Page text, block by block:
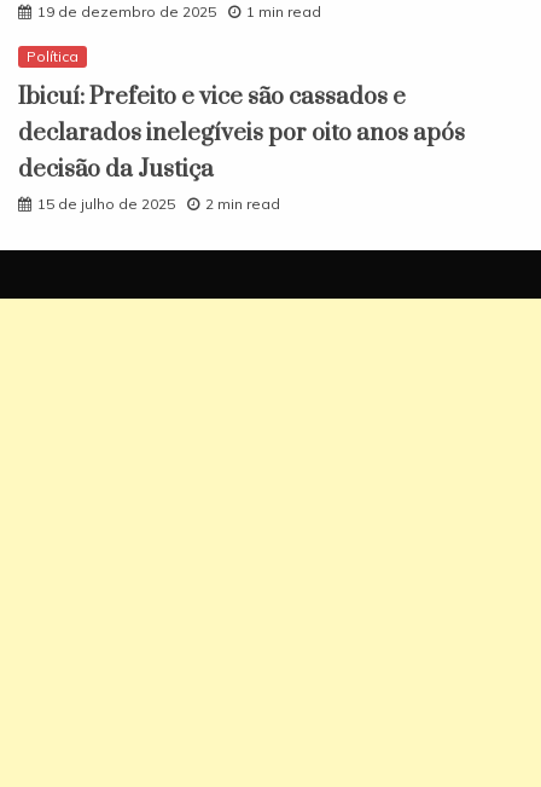
19 de dezembro de 2025 1 min read
Política
Ibicuí: Prefeito e vice são cassados e
declarados inelegíveis por oito anos após
decisão da Justiça
15 de julho de 2025 2 min read